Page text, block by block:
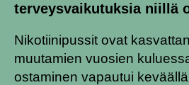
terveysvaikutuksia niillä
Nikotiinipussit ovat
muutamien vuosien
ostaminen vapautui